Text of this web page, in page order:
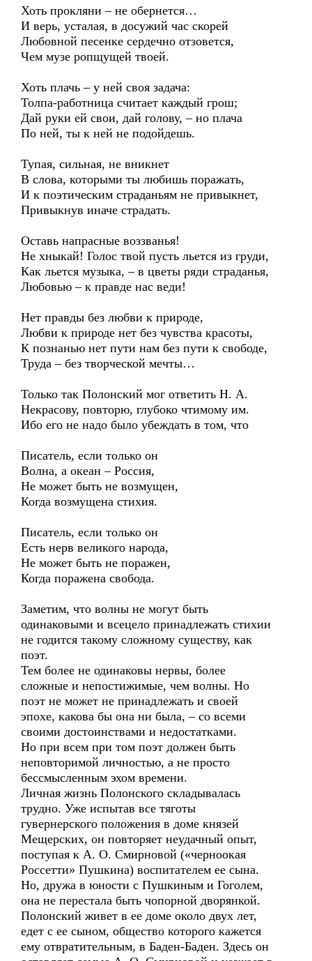
Хоть прокляни – не обернется…
И верь, усталая, в досужий час скорей
Любовной песенке сердечно отзовется,
Чем музе ропщущей твоей.
Хоть плачь – у ней своя задача:
Толпа-работница считает каждый грош;
Дай руки ей свои, дай голову, – но плача
По ней, ты к ней не подойдешь.
Тупая, сильная, не вникнет
В слова, которыми ты любишь поражать,
И к поэтическим страданьям не привыкнет,
Привыкнув иначе страдать.
Оставь напрасные воззванья!
Не хныкай! Голос твой пусть льется из груди,
Как льется музыка, – в цветы ряди страданья,
Любовью – к правде нас веди!
Нет правды без любви к природе,
Любви к природе нет без чувства красоты,
К познанью нет пути нам без пути к свободе,
Труда – без творческой мечты…
Только так Полонский мог ответить Н. А.
Некрасову, повторю, глубоко чтимому им.
Ибо его не надо было убеждать в том, что
Писатель, если только он
Волна, а океан – Россия,
Не может быть не возмущен,
Когда возмущена стихия.
Писатель, если только он
Есть нерв великого народа,
Не может быть не поражен,
Когда поражена свобода.
Заметим, что волны не могут быть
одинаковыми и всецело принадлежать стихии
не годится такому сложному существу, как
поэт.
Тем более не одинаковы нервы, более
сложные и непостижимые, чем волны. Но
поэт не может не принадлежать и своей
эпохе, какова бы она ни была, – со всеми
своими достоинствами и недостатками.
Но при всем при том поэт должен быть
неповторимой личностью, а не просто
бессмысленным эхом времени.
Личная жизнь Полонского складывалась
трудно. Уже испытав все тяготы
гувернерского положения в доме князей
Мещерских, он повторяет неудачный опыт,
поступая к А. О. Смирновой («черноокая
Россетти» Пушкина) воспитателем ее сына.
Но, дружа в юности с Пушкиным и Гоголем,
она не перестала быть чопорной дворянкой.
Полонский живет в ее доме около двух лет,
едет с ее сыном, общество которого кажется
ему отвратительным, в Баден-Баден. Здесь он